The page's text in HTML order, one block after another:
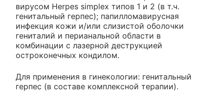
вирусом Herpes simplex типов 1 и 2 (в т.ч.
генитальный герпес); папилломавирусная
инфекция кожи и/или слизистой оболочки
гениталий и перианальной области в
комбинации с лазерной деструкцией
остроконечных кондилом.
Для применения в гинекологии: генитальный
герпес (в составе комплексной терапии).